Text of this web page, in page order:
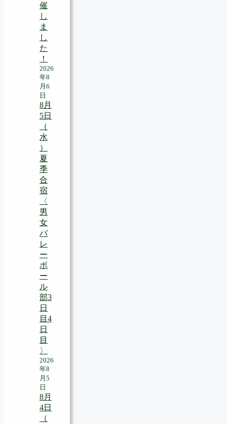
催
し
ま
し
た
！
2026
年8
月6
日
8月
5日
（
水
）
夏
季
合
宿
〈
男
女
バ
レ
ー
ボ
ー
ル
部3
日
目4
日
目
〉
2026
年8
月5
日
8月
4日
（